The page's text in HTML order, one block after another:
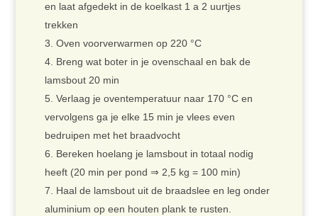
en laat afgedekt in de koelkast 1 a 2 uurtjes
trekken
Oven voorverwarmen op 220 °C
Breng wat boter in je ovenschaal en bak de
lamsbout 20 min
Verlaag je oventemperatuur naar 170 °C en
vervolgens ga je elke 15 min je vlees even
bedruipen met het braadvocht
Bereken hoelang je lamsbout in totaal nodig
heeft (20 min per pond ⇒ 2,5 kg = 100 min)
Haal de lamsbout uit de braadslee en leg onder
aluminium op een houten plank te rusten.